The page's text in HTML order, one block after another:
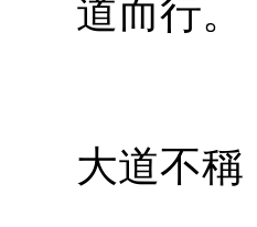
道而行。
大道不